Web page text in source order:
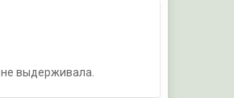
не выдерживала.